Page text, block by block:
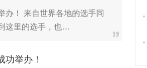
办！ 来自世界各地的选手同
这里的选手，也…
功举办！